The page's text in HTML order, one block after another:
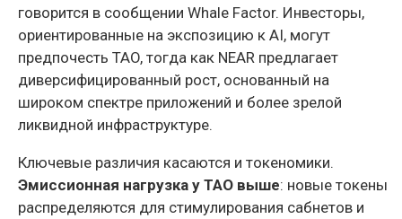
говорится в сообщении Whale Factor. Инвесторы,
ориентированные на экспозицию к AI, могут
предпочесть TAO, тогда как NEAR предлагает
диверсифицированный рост, основанный на
широком спектре приложений и более зрелой
ликвидной инфраструктуре.
Ключевые различия касаются и токеномики.
Эмиссионная нагрузка у TAO выше: новые токены
распределяются для стимулирования сабнетов и